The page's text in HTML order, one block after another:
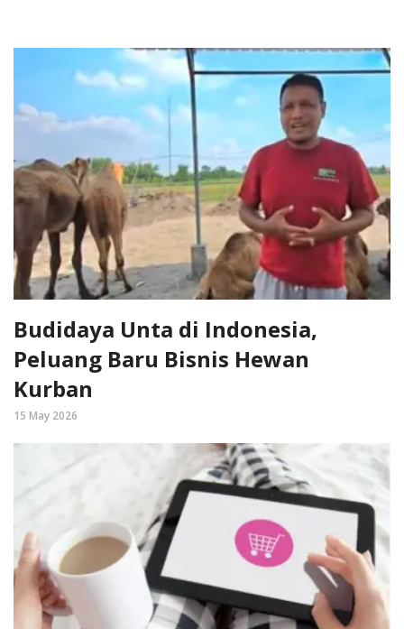
Budidaya Unta di Indonesia,
Peluang Baru Bisnis Hewan
Kurban
15 May 2026